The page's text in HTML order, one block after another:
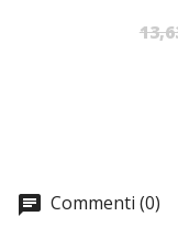
Commenti (0)